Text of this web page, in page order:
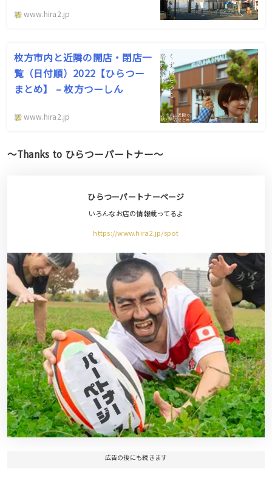
www.hira2.jp
枚方市内と近隣の開店・閉店一
覧（日付順）2022【ひらつー
まとめ】 – 枚方つーしん
www.hira2.jp
〜Thanks to ひらつーパートナー〜
ひらつーパートナーページ
いろんなお店の情報載ってるよ
https://www.hira2.jp/spot
広告の後にも続きます